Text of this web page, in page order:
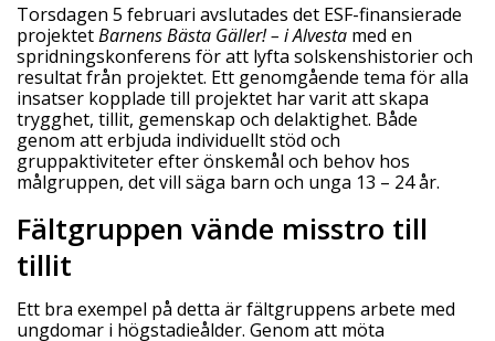
Torsdagen 5 februari avslutades det ESF-finansierade
projektetBarnens Bästa Gäller! – i Alvesta med en
spridningskonferens för att lyfta solskenshistorier och
resultat från projektet. Ett genomgående tema för alla
insatser kopplade till projektet har varit att skapa
trygghet, tillit, gemenskap och delaktighet. Både
genom att erbjuda individuellt stöd och
gruppaktiviteter efter önskemål och behov hos
målgruppen, det vill säga barn och unga 13 – 24 år.
Fältgruppen vände misstro till
tillit
Ett bra exempel på detta är fältgruppens arbete med
ungdomar i högstadieålder. Genom att möta